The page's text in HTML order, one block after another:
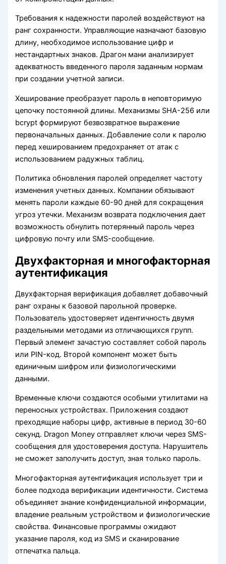
Требования к надежности паролей воздействуют на
ранг сохранности. Управляющие назначают базовую
длину, необходимое использование цифр и
нестандартных знаков. Драгон мани анализирует
адекватность введенного пароля заданным нормам
при создании учетной записи.
Хеширование преобразует пароль в неповторимую
цепочку постоянной длины. Механизмы SHA-256 или
bcrypt формируют безвозвратное выражение
первоначальных данных. Добавление соли к паролю
перед хешированием предохраняет от атак с
использованием радужных таблиц.
Политика обновления паролей определяет частоту
изменения учетных данных. Компании обязывают
менять пароли каждые 60-90 дней для сокращения
угроз утечки. Механизм возврата подключения дает
возможность обнулить потерянный пароль через
цифровую почту или SMS-сообщение.
Двухфакторная и многофакторная
аутентификация
Двухфакторная верификация добавляет добавочный
ранг охраны к базовой парольной проверке.
Пользователь удостоверяет идентичность двумя
раздельными методами из отличающихся групп.
Первый элемент зачастую составляет собой пароль
или PIN-код. Второй компонент может быть
единичным шифром или физиологическими
данными.
Временные ключи создаются особыми утилитами на
переносных устройствах. Приложения создают
преходящие наборы цифр, активные в период 30-60
секунд. Dragon Money отправляет ключи через SMS-
сообщения для удостоверения доступа. Нарушитель
не сможет заполучить доступ, зная только пароль.
Многофакторная аутентификация использует три и
более подхода верификации идентичности. Система
объединяет знание конфиденциальной информации,
владение реальным устройством и физиологические
свойства. Финансовые программы ожидают
указание пароля, код из SMS и сканирование
отпечатка пальца.